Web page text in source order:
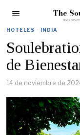
The
HOTELES · INDIA
de
14 de noviembre de